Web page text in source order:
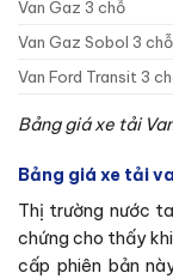
Van Gaz 3 chỗ
Van Gaz Sobol 3 chỗ
Van Ford Transit 3
Bảng giá xe tải
Bảng giá xe tải
Thị trường nước
chứng cho thấy
cấp phiên bản